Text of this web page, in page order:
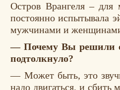
Остров Врангеля –
постоянно испытывала
мужчинами и
— Почему Вы решили
подтолкнуло?
— Может быть, это
надо двигаться, и